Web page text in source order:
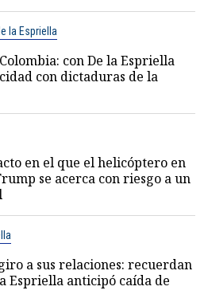
la Espriella
con De la Espriella
con dictaduras de la
en el que el helicóptero en
se acerca con riesgo a un
a sus relaciones: recuerdan
Espriella anticipó caída de